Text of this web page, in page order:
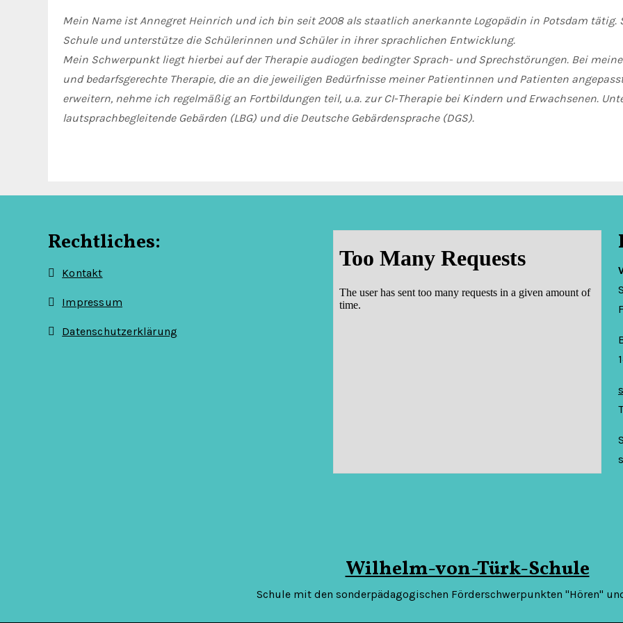
Mein Name ist Annegret Heinrich und ich bin seit 2008 als staatlich anerkannte Logopädin in Potsdam tätig.
Schule und unterstütze die Schülerinnen und Schüler in ihrer sprachlichen Entwicklung.
Mein Schwerpunkt liegt hierbei auf der Therapie audiogen bedingter Sprach- und Sprechstörungen. Bei
und bedarfsgerechte Therapie, die an die jeweiligen Bedürfnisse meiner Patientinnen und Patienten
erweitern, nehme ich regelmäßig an Fortbildungen teil, u.a. zur CI-Therapie bei Kindern und Erwachsenen.
lautsprachbegleitende Gebärden (LBG) und die Deutsche Gebärdensprache (DGS).
Rechtliches:
Kontakt
Impressum
Datenschutzerklärung
Wilhelm-von-Türk-Schule
Schule mit den sonderpädagogischen Förderschwerpunkten "Hören"